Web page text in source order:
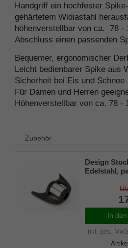
Handgriff ein hochfester
gehärtetem Widiastahl
höhenverstellbar von ca. 78 -
Abschluss einen passenden
Bequemer, ergonomischer
Leicht bedienbarer Spike aus
Sicherheit bei Eis und Schnee
Für Damen und Herren
Höhenverstellbar von ca. 78 -
Zubehör
Design
Edelstahl,
(18 -
In
inkl. ges.